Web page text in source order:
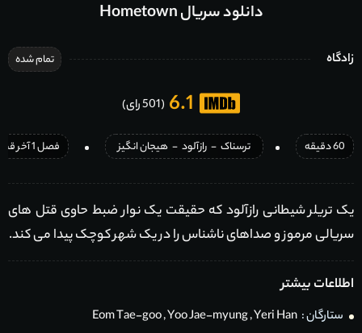
دانلود سریال Hometown
زادگاه تمام شده
6.1 (501 رای)
60 دقیقه ترسناک - رازآلود - هیجان انگیز فصل 1 آخر قسمت 12 آخر اضافه شد
یک تریلر شیطانی رازآلود که حقیقت یک نوار ضبط حاوی قتل های
سریالی مرموز و صداهای ناشناس را در یک شهر کوچک پیدا می کند.
اطلاعات بیشتر
ستارگان : Eom Tae-goo,Yoo Jae-myung,Yeri Han